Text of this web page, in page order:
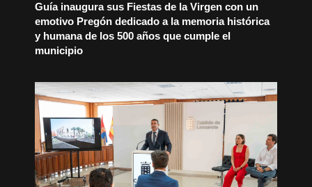
Guía inaugura sus Fiestas de la Virgen con un
emotivo Pregón dedicado a la memoria histórica
y humana de los 500 años que cumple el
municipio